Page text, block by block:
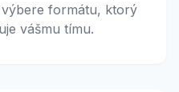
formátu, ktorý
vášmu tímu.